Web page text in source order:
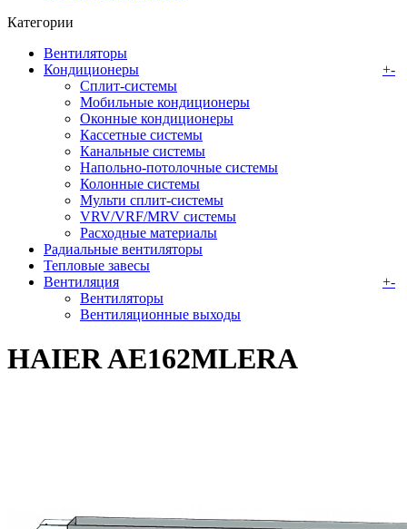
Категории
Вентиляторы
Кондиционеры
+-
Сплит-системы
Мобильные кондиционеры
Оконные кондиционеры
Кассетные системы
Канальные системы
Напольно-потолочные системы
Колонные системы
Мульти сплит-системы
VRV/VRF/MRV системы
Расходные материалы
Радиальные вентиляторы
Тепловые завесы
Вентиляция
+-
Вентиляторы
Вентиляционные выходы
HAIER AE162MLERA